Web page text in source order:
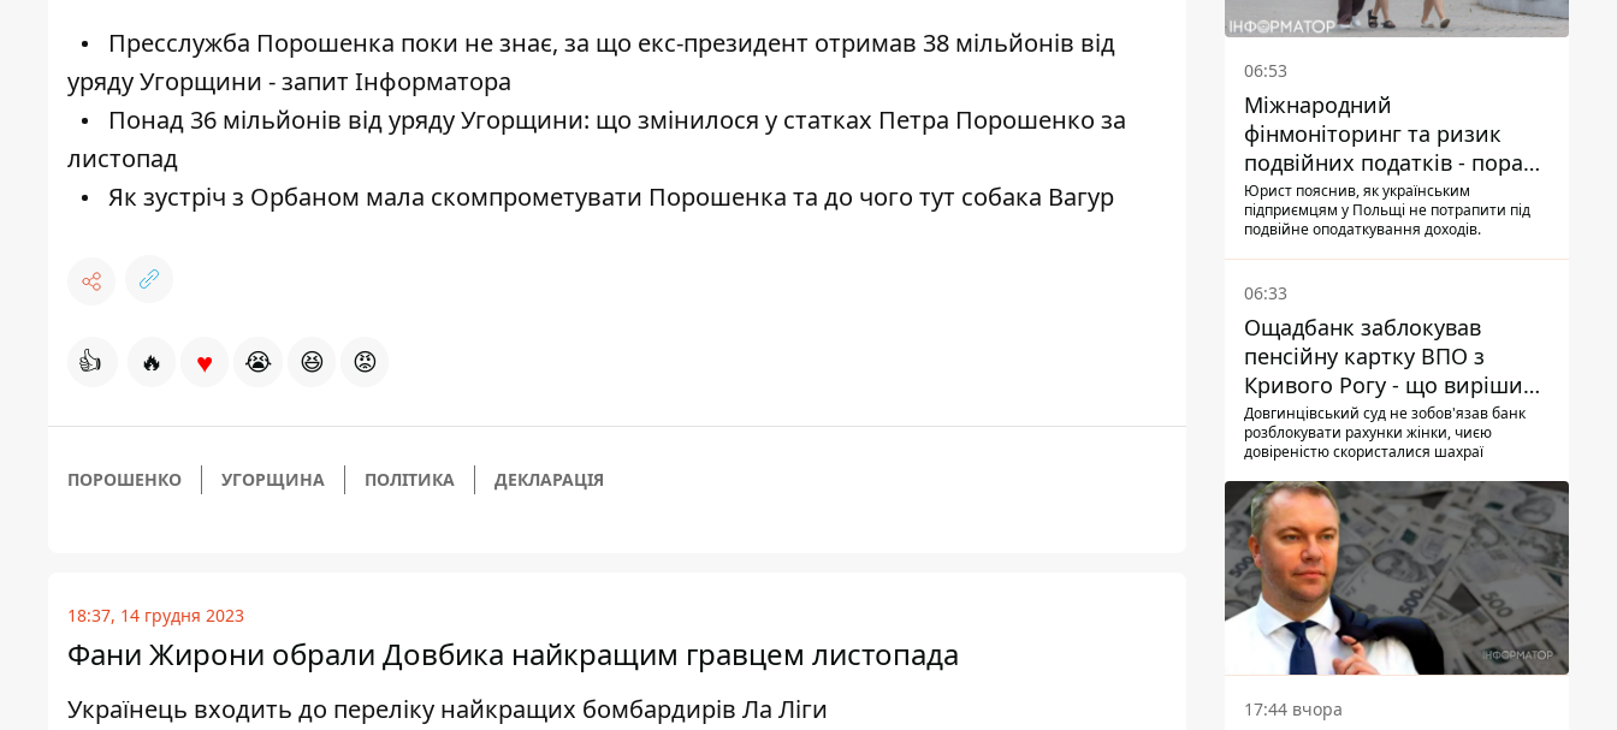
Пресслужба Порошенка поки не знає, за що екс-президент отримав 38 мільйонів від
уряду Угорщини - запит Інформатора
Понад 36 мільйонів від уряду Угорщини: що змінилося у статках Петра Порошенко за
листопад
Як зустріч з Орбаном мала скомпрометувати Порошенка та до чого тут собака Вагур
👍 🔥 ♥ 😭 😆 😡
ПОРОШЕНКО УГОРЩИНА ПОЛІТИКА ДЕКЛАРАЦІЯ
18:37, 14 грудня 2023
Фани Жирони обрали Довбика найкращим гравцем листопада
Українець входить до переліку найкращих бомбардирів Ла Ліги
06:53
Міжнародний
фінмоніторинг та ризик
подвійних податків - поради
українцям в Польщі
Юрист пояснив, як українським
підприємцям у Польщі не потрапити під
подвійне оподаткування доходів.
06:33
Ощадбанк заблокував
пенсійну картку ВПО з
Кривого Рогу - що вирішив
суд
Довгинцівський суд не зобов'язав банк
розблокувати рахунки жінки, чиєю
довіреністю скористалися шахраї
17:44 вчора